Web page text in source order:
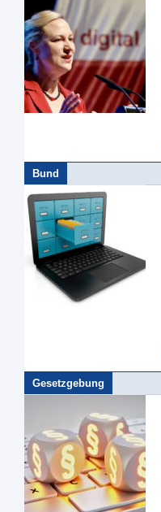
Bund
Gesetzgebung